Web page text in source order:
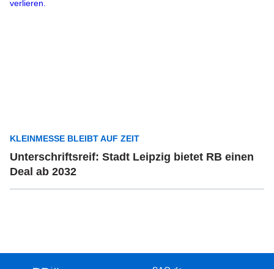
KLEINMESSE BLEIBT AUF ZEIT
Unterschriftsreif: Stadt Leipzig bietet RB einen
Deal ab 2032